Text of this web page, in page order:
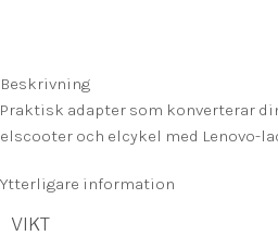
Beskrivning
Praktisk adapter som konverterar
elscooter och elcykel med Lenovo-
Ytterligare information
VIKT